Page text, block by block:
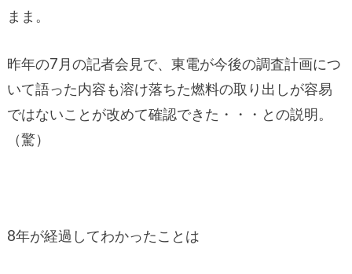
まま。
昨年の7月の記者会見で、東電が今後の調査計画につ
いて語った内容も溶け落ちた燃料の取り出しが容易
ではないことが改めて確認できた・・・との説明。
（驚）
8年が経過してわかったことは